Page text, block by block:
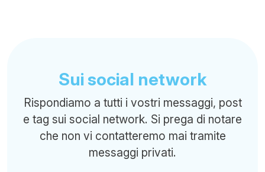
Sui social network
Rispondiamo a tutti i vostri messaggi, post
e tag sui social network. Si prega di notare
che non vi contatteremo mai tramite
messaggi privati.